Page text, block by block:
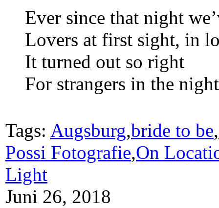
Ever since that night
Lovers at first sight, in
It turned out so right
For strangers in the night
Tags: Augsburg,bride to be,
Possi Fotografie,On
Light
Juni 26, 2018